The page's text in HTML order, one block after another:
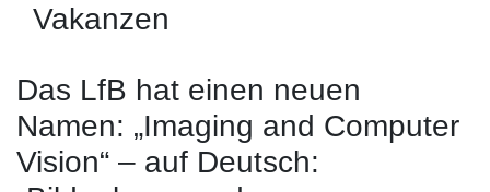
Vakanzen
Das LfB hat einen neuen
Namen: „Imaging and Computer
Vision“ – auf Deutsch: